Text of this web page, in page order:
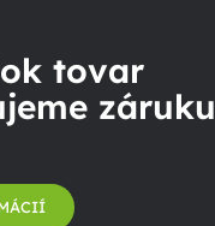
tovar
záruku